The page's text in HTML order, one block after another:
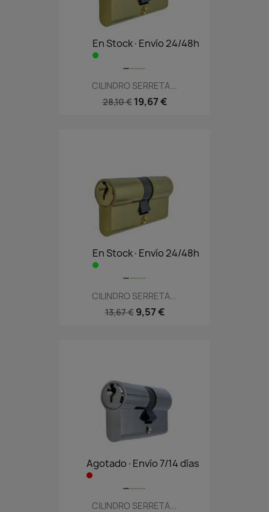
En Stock·Envío 24/48h
CILINDRO SERRETA...
28,10 € 19,67 €
En Stock·Envío 24/48h
CILINDRO SERRETA...
13,67 € 9,57 €
Agotado·Envío 7/14 días
CILINDRO SERRETA...